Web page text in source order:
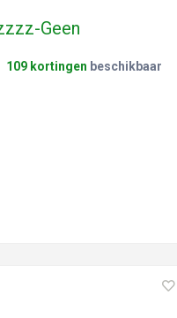
109 kortingen beschikbaar